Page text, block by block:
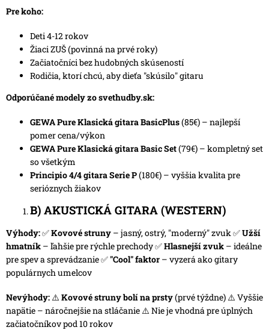
Pre koho:
Deti 4-12 rokov
Žiaci ZUŠ (povinná na prvé roky)
Začiatočníci bez hudobných skúseností
Rodičia, ktorí chcú, aby dieťa "skúsilo" gitaru
Odporúčané modely zosvethudby.sk:
GEWA Pure Klasická gitara BasicPlus(85€) – najlepší
pomer cena/výkon
GEWA Pure Klasická gitara Basic Set(79€) – kompletný set
so všetkým
Principio 4/4 gitara Serie P(180€) – vyššia kvalita pre
serióznych žiakov
B) AKUSTICKÁ GITARA (WESTERN)
Výhody:✅Kovové struny – jasný, ostrý, "moderný" zvuk ✅Užší
hmatník – ľahšie pre rýchle prechody ✅Hlasnejší zvuk – ideálne
pre spev a sprevádzanie ✅ "Cool" faktor – vyzerá ako gitary
populárnych umelcov
Nevýhody: ⚠️ Kovové struny bolí na prsty(prvé týždne) ⚠️ Vyššie
napätie – náročnejšie na stláčanie ⚠️ Nie je vhodná pre úplných
začiatočníkov pod 10 rokov